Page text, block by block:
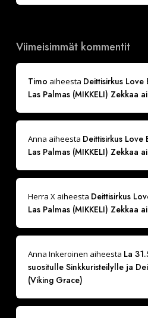
Viimeisimmät kommentit
Timo aiheesta Deittisirkus
Las Palmas (MIKKELI) Zekkaa
Anna aiheesta Deittisirkus
Las Palmas (MIKKELI) Zekkaa
Herra Xaiheesta Deittisirkus
Las Palmas (MIKKELI) Zekkaa
Anna Inkeroinen aiheesta La
suositulle Sinkkuristeilylle ja
(Viking Grace)